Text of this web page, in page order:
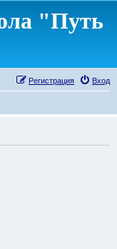
"Путь
Вход
Регистрация